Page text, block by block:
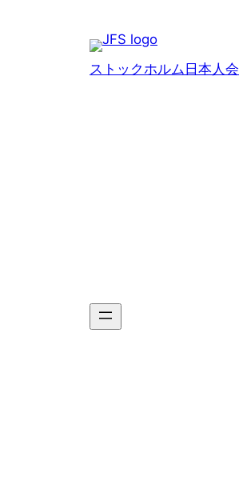
ストックホルム日本人会